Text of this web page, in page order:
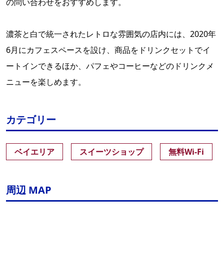
濃茶と白で統一されたレトロな雰囲気の店内には、2020年
6月にカフェスペースを設け、商品をドリンクセットでイ
ートインできるほか、パフェやコーヒーなどのドリンクメ
ニューを楽しめます。
カテゴリー
ベイエリア スイーツショップ 無料Wi-Fi
周辺 MAP